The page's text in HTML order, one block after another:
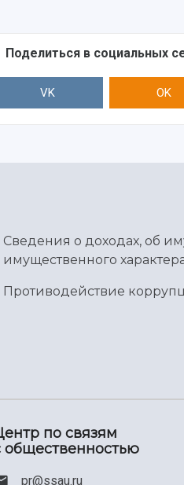
Поделиться в социальных
VK OK
Сведения о доходах, об
имущественного
Противодействие
по связям
общественностью
pr@ssau.ru